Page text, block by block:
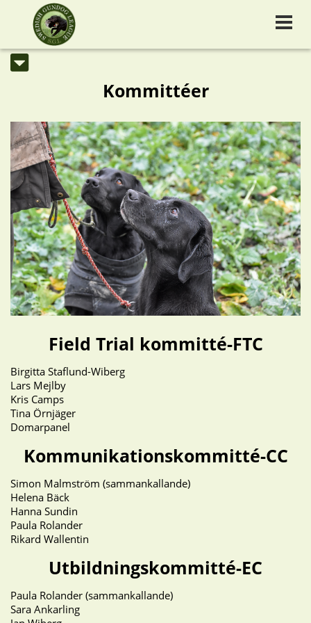
Kommittéer
Field Trial kommitté-FTC
Birgitta Staflund-Wiberg
Lars Mejlby
Kris Camps
Tina Örnjäger
Domarpanel
Kommunikationskommitté-CC
Simon Malmström (sammankallande)
Helena Bäck
Hanna Sundin
Paula Rolander
Rikard Wallentin
Utbildningskommitté-EC
Paula Rolander (sammankallande)
Sara Ankarling